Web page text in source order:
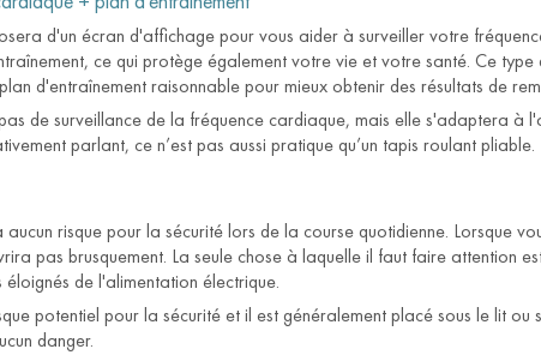
d'un écran d'affichage pour vous aider à surveiller votre
ce qui protège également votre vie et votre santé. Ce
d'entraînement raisonnable pour mieux obtenir des résultats de
de surveillance de la fréquence cardiaque, mais elle s'adaptera à
parlant, ce n’est pas aussi pratique qu’un tapis roulant pliable.
risque pour la sécurité lors de la course quotidienne. Lorsque
pas brusquement. La seule chose à laquelle il faut faire attention
de l'alimentation électrique.
potentiel pour la sécurité et il est généralement placé sous le lit ou
danger.